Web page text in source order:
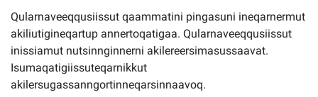
Qularnaveeqqusiissut qaammatini pingasuni ineqarnermut
akiliutigineqartup annertoqatigaa. Qularnaveeqqusiissut
inissiamut nutsinnginnerni akilereersimasussaavat.
Isumaqatigiissuteqarnikkut
akilersugassanngortinneqarsinnaavoq.